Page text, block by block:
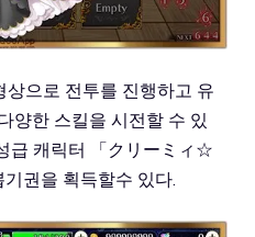
으로 전투를 진행하고 유
양한 스킬을 시전할 수 있
급 캐릭터 「クリーミィ☆
권을 획득할수 있다.